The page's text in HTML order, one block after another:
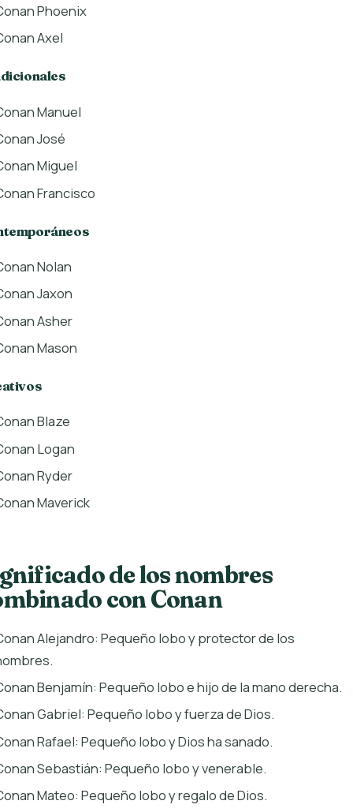
Phoenix
Axel
Manuel
José
Miguel
Francisco
Nolan
Jaxon
Asher
Mason
Blaze
Logan
Ryder
Maverick
de los nombres
con Conan
Alejandro: Pequeño lobo y protector de los
Benjamín: Pequeño lobo e hijo de la mano derecha.
Gabriel: Pequeño lobo y fuerza de Dios.
Rafael: Pequeño lobo y Dios ha sanado.
Sebastián: Pequeño lobo y venerable.
Mateo: Pequeño lobo y regalo de Dios.